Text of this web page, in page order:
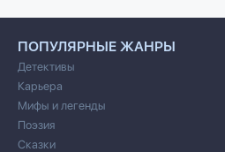
ПОПУЛЯРНЫЕ ЖАНРЫ
Детективы
Карьера
Мифы и легенды
Поэзия
Сказки